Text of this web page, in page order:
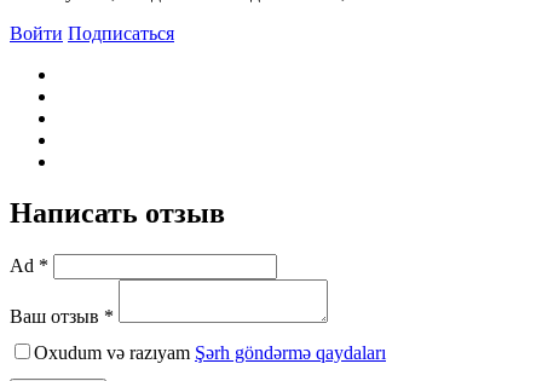
Войти Подписаться
Написать отзыв
Ad *
Ваш отзыв *
Oxudum və razıyam Şərh göndərmə qaydaları